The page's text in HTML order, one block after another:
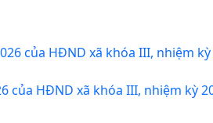
của HĐND xã khóa III, nhiệm kỳ